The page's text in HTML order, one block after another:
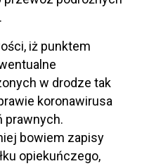
iż punktem
w drodze tak
koronawirusa
prawnych.
bowiem zapisy
opiekuńczego,